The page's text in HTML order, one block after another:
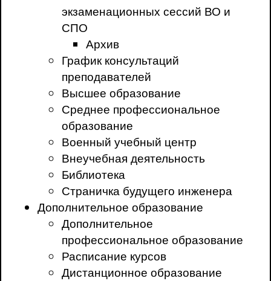
экзаменационных сессий ВО и
СПО
Архив
График консультаций
преподавателей
Высшее образование
Среднее профессиональное
образование
Военный учебный центр
Внеучебная деятельность
Библиотека
Страничка будущего инженера
Дополнительное образование
Дополнительное
профессиональное образование
Расписание курсов
Дистанционное образование